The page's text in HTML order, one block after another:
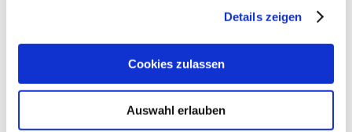
Details zeigen
Cookies zulassen
Auswahl erlauben
Showing the single result